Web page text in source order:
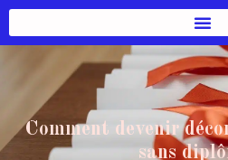
Comment devenir
sans